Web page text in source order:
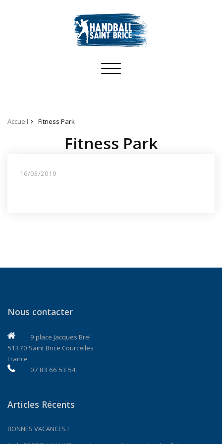
Toggle
Accueil Fitness Park
Fitness Park
16/03/2019
Nous contacter
9 place Jacques Brel
51370 Saint Brice Courcelles
France
07 83 66 53 54
Articles Récents
BONNES VACANCES !